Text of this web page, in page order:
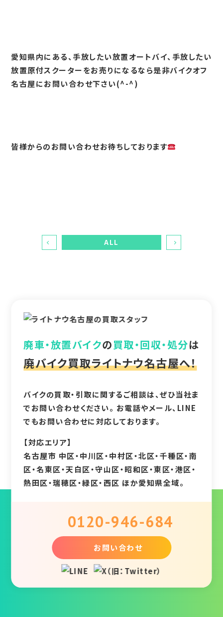
愛知県内にある、手放したい放置オートバイ、手放したい
放置原付スクーターをお売りになるなら是非バイクオフ
名古屋にお問い合わせ下さい(^-^)
皆様からのお問い合わせお待ちしております
ALL
廃車・放置バイクの買取・回収・処分は
廃バイク買取ライトナウ名古屋へ！
バイクの買取・引取に関するご相談は、ぜひ当社ま
でお問い合わせください。 お電話やメール、LINE
でもお問い合わせに対応しております。
【対応エリア】
名古屋市 中区・中川区・中村区・北区・千種区・南
区・名東区・天白区・守山区・昭和区・東区・港区・
熱田区・瑞穂区・緑区・西区 ほか愛知県全域。
0120-946-684
お問い合わせ